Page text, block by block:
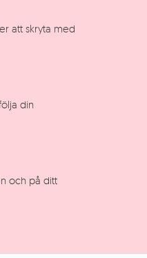
att skryta med
din
och på ditt